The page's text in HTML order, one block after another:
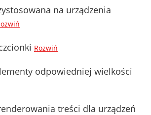
na urządzenia
Rozwiń
odpowiedniej wielkości
treści dla urządzeń